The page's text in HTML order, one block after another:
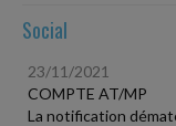
Social
23/11/2021
COMPTE AT/MP
La notification